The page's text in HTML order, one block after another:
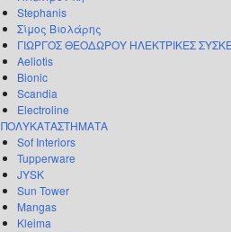
Stephanis
Σίμος Βιολάρης
ΓΙΩΡΓΟΣ ΘΕΟΔΩΡΟΥ ΗΛΕΚΤΡΙΚΕΣ
Aeliotis
Bionic
Scandia
Electroline
ΠΟΛΥΚΑΤΑΣΤΗΜΑΤΑ
Sof Interiors
Tupperware
JYSK
Sun Tower
Mangas
Kleima